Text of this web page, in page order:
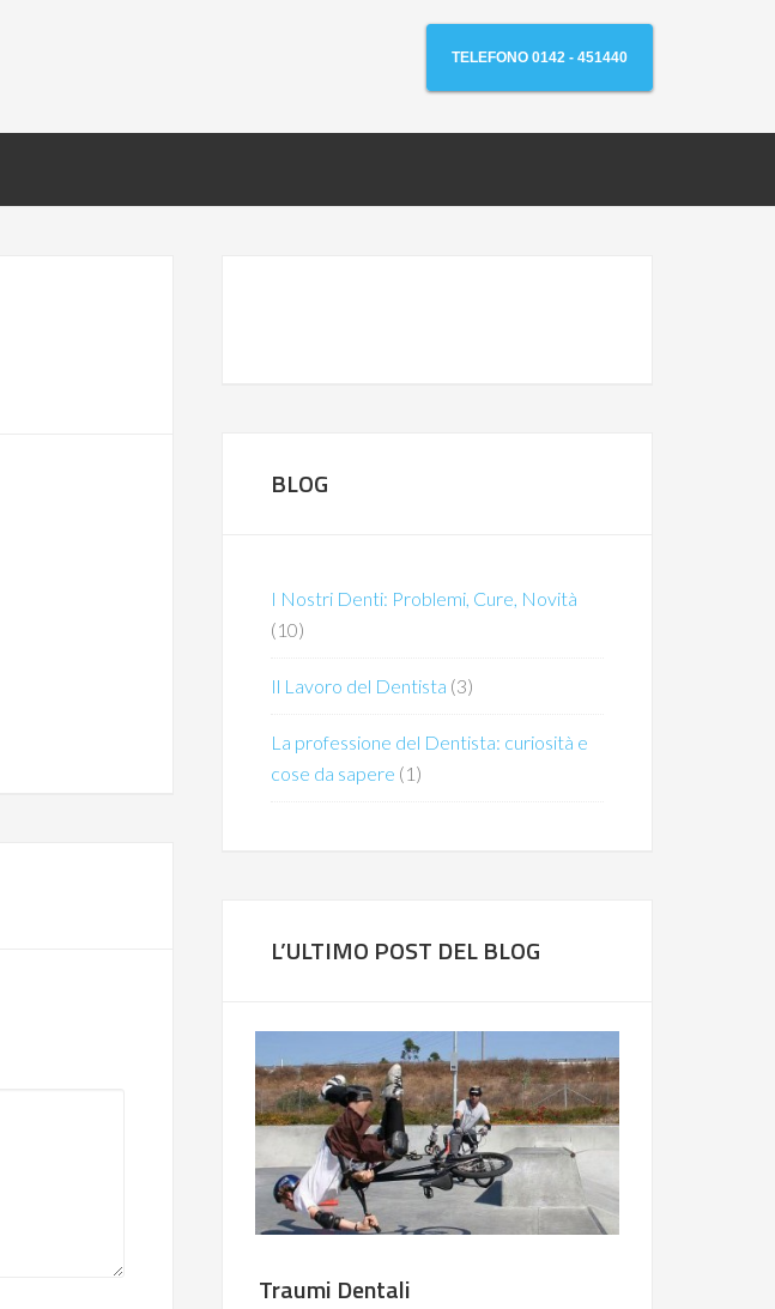
TELEFONO 0142 - 451440
BLOG
I Nostri Denti: Problemi, Cure, Novità
(10)
Il Lavoro del Dentista (3)
La professione del Dentista: curiosità e
cose da sapere (1)
L’ULTIMO POST DEL BLOG
Traumi Dentali